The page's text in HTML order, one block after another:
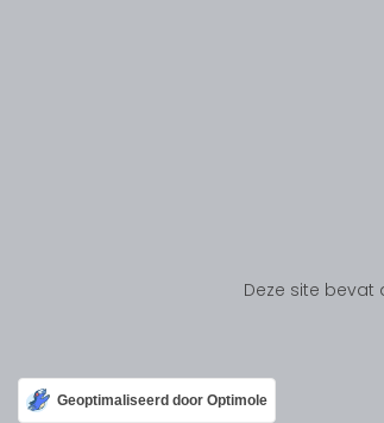
Deze site bevat
Geoptimaliseerd door Optimole